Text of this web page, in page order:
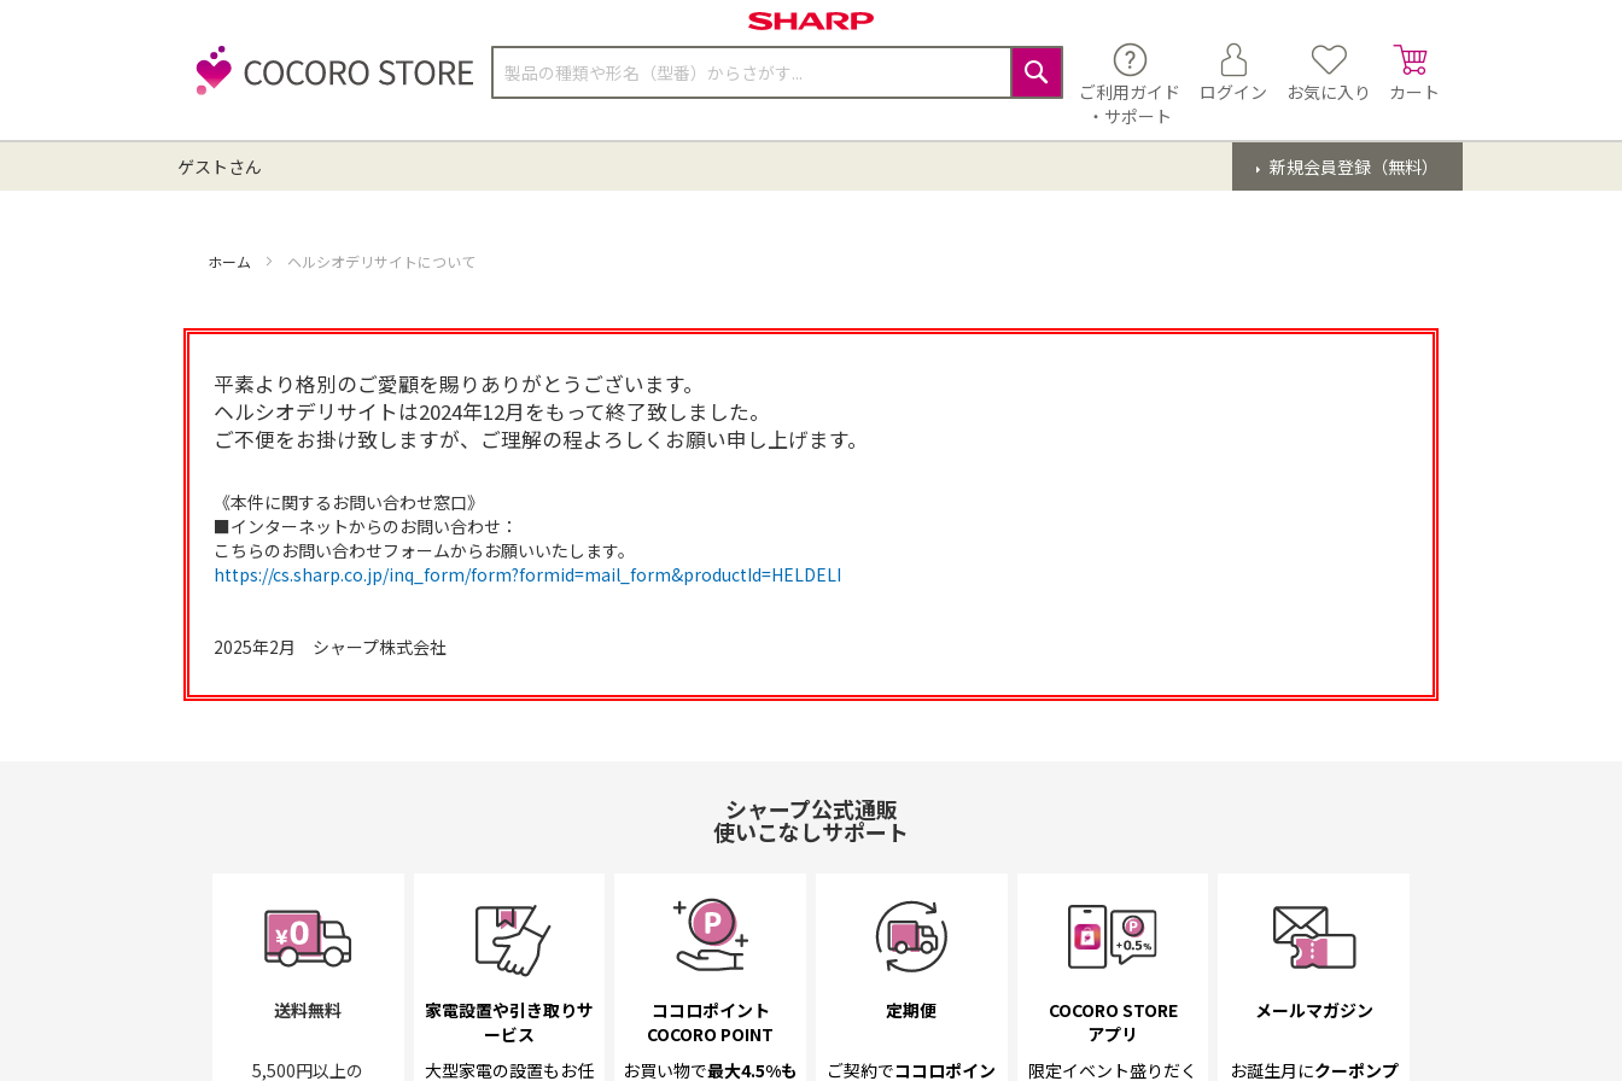
検
検
ご利用ガイド
・サポート
ログイン お気に入り カート
新規会員登録（無料）
ゲストさん
ホーム ヘルシオデリサイトについて
平素より格別のご愛顧を賜りありがとうございます。
ヘルシオデリサイトは2024年12月をもって終了致しました。
ご不便をお掛け致しますが、ご理解の程よろしくお願い申し上げます。
《本件に関するお問い合わせ窓口》
■インターネットからのお問い合わせ：
こちらのお問い合わせフォームからお願いいたします。
https://cs.sharp.co.jp/inq_form/form?formid=mail_form&productId=HELDELI
2025年2月 シャープ株式会社
シャープ公式通販
使いこなしサポート
送料無料
5,500円以上の
家電設置や引き取りサ
ービス
大型家電の設置も お任
ココロポイント
COCORO POINT
お買い物で最大4.5%も
定期便
ご契約でココロポイン
COCORO STORE
アプリ
限定イベント盛りだく
メールマガジン
お誕生月にクーポンプ